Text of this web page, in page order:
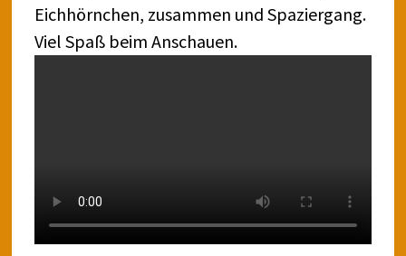
Eichhörnchen, zusammen und Spaziergang.
Viel Spaß beim Anschauen.